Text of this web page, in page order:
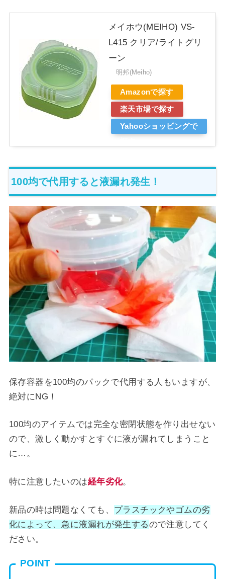
メイホウ(MEIHO) VS-
L415 クリア/ライトグリ
ーン
明邦(Meiho)
Amazonで探す
楽天市場で探す
Yahooショッピングで
100均で代用すると液漏れ発生！
保存容器を100均のパックで代用する人もいますが、
絶対にNG！
100均のアイテムでは完全な密閉状態を作り出せない
ので、激しく動かすとすぐに液が漏れてしまうこと
に…。
特に注意したいのは経年劣化。
新品の時は問題なくても、 プラスチックやゴムの劣
化によって、急に液漏れが発生するので注意してく
ださい。
POINT